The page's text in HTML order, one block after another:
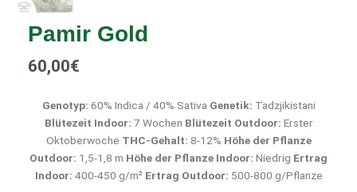
Pamir Gold
60,00€
Genotyp: 60% Indica / 40% Sativa Genetik: Tadzjikistani
Blütezeit Indoor: 7 Wochen Blütezeit Outdoor: Erster
Oktoberwoche THC-Gehalt: 8-12% Höhe der Pflanze
Outdoor: 1,5-1,8 m Höhe der Pflanze Indoor: Niedrig Ertrag
Indoor: 400-450 g/m² Ertrag Outdoor: 500-800 g/Pflanze